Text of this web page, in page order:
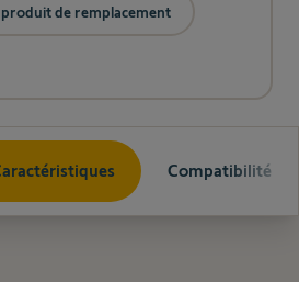
de remplacement
Compatibilité